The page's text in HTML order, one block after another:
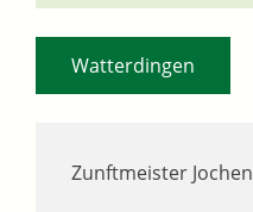
Zunftmeister Jochen
Watterdingen